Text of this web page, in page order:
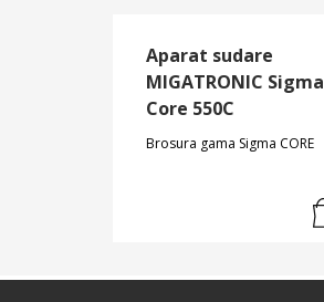
Aparat sudare
MIGATRONIC Sigma
Core 550C
Brosura gama Sigma CORE